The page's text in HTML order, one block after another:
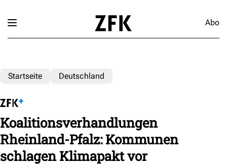
Abo
Startseite Deutschland
Koalitionsverhandlungen
Rheinland-Pfalz: Kommunen
schlagen Klimapakt vor